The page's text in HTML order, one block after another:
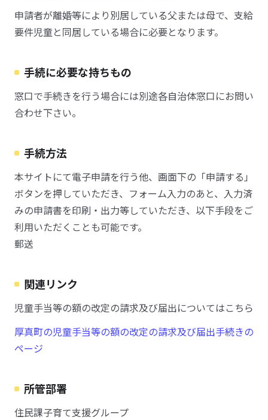
申請者が離婚等により別居している父または母で、支給
要件児童と同居している場合に必要となります。
手続に必要な持ちもの
窓口で手続きを行う場合には別途各自治体窓口にお問い
合わせ下さい。
手続方法
本サイトにて電子申請を行う他、画面下の「申請する」
ボタンを押していただき、フォーム入力のあと、入力済
みの申請書を印刷・出力等していただき、以下手段をご
利用いただくことも可能です。
郵送
関連リンク
児童手当等の額の改定の請求及び届出についてはこちら
厚真町の児童手当等の額の改定の請求及び届出手続きの
ページ
所管部署
住民課子育て支援グループ